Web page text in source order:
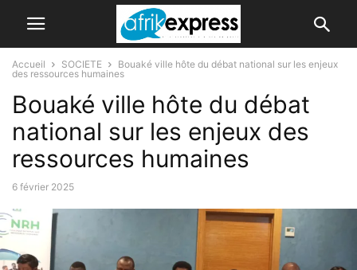
Accueil SOCIETE
Bouaké ville hôte du débat national sur les enjeux
des ressources humaines
Bouaké ville hôte du débat
national sur les enjeux des
ressources humaines
6 février 2025